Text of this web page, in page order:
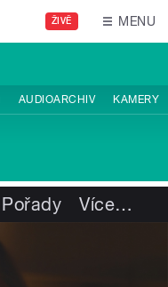
ŽIVĚ MENU
AUDIOARCHIV KAMERY
Pořady Více…